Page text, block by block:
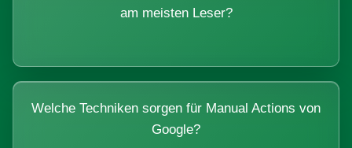
am meisten Leser?
Welche Techniken sorgen für Manual Actions von
Google?